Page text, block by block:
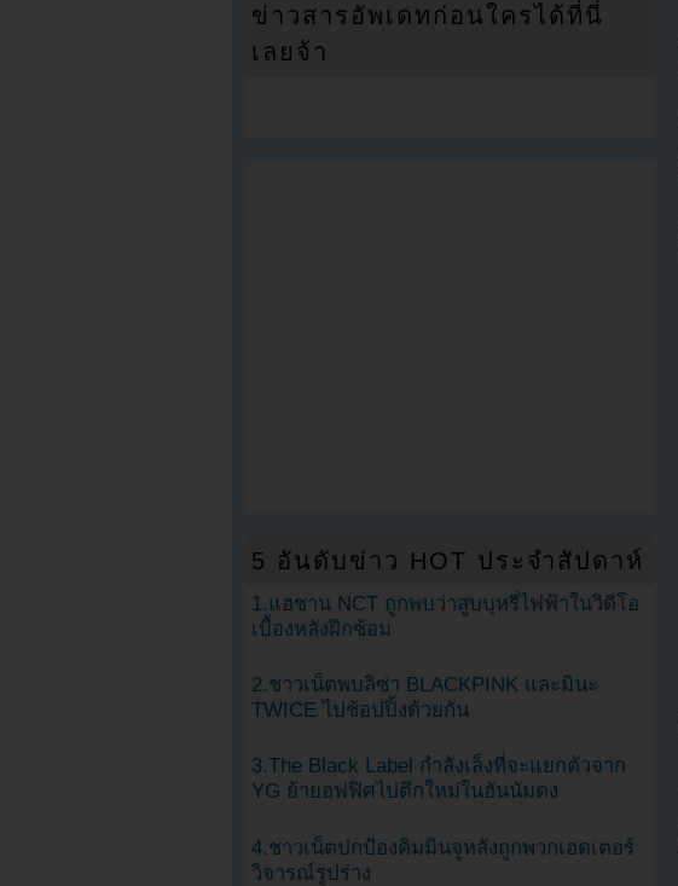
ข่าวสารอัพเดทก่อนใครได้ที่นี่
เลยจ้า
5 อันดับข่าว HOT ประจำสัปดาห์
1.แฮชาน NCT ถูกพบว่าสูบบุหรี่ไฟฟ้าในวิดีโอ
เบื้องหลังฝึกซ้อม
2.ชาวเน็ตพบลิซ่า BLACKPINK และมินะ
TWICE ไปช้อปปิ้งด้วยกัน
3.The Black Label กำลังเล็งที่จะแยกตัวจาก
YG ย้ายอฟฟิศไปตึกใหม่ในฮันนัมดง
4.ชาวเน็ตปกป้องคิมมินจูหลังถูกพวกเฮดเตอร์
วิจารณ์รูปร่าง